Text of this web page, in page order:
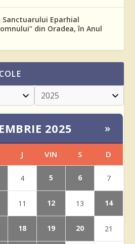
Sanctuarului Eparhial
din Oradea, în Anul
2025 »
J VIN S D
4 5 6 7
11 12 13 14
18 19 20 21